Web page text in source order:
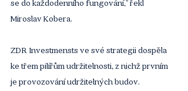
se do každodenního fungování," řekl
Miroslav Kobera.
ZDR Investmensts ve své strategii dospěla
ke třem pilířům udržitelnosti, z nichž prvním
je provozování udržitelných budov.